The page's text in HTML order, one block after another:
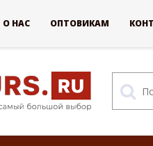
О НАС ОПТОВИКАМ